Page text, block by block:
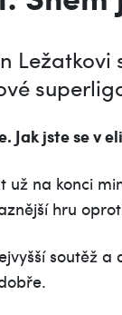
Ležatkovi
Jak jste se v
na konci
hru
soutěž